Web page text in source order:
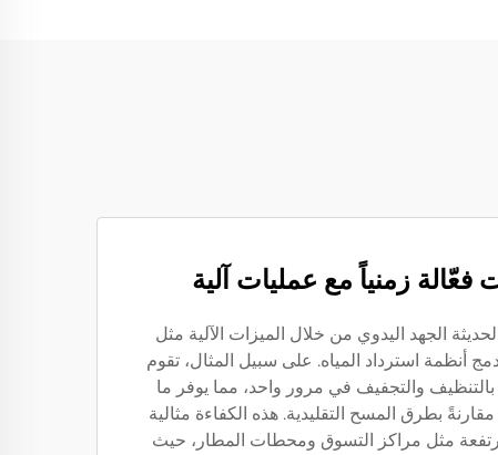
فعّالة زمنياً مع عمليات آلية
الجهد اليدوي من خلال الميزات الآلية مثل
أنظمة استرداد المياه. على سبيل المثال، تقوم
والتجفيف في مرور واحد، مما يوفر ما
مقارنةً بطرق المسح التقليدية. هذه الكفاءة مثالية
مثل مراكز التسوق ومحطات المطار، حيث